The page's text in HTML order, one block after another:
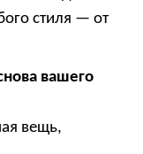
стиля — от
вашего
вещь,